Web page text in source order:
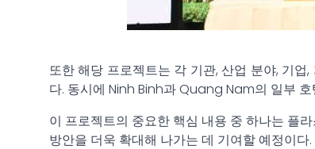
또한 해당 프로젝트는 각 기관, 산업 분야, 기
다. 동시에 Ninh Binh과 Quang Nam의 일부
이 프로젝트의 중요한 핵심 내용 중 하나는 플
방안을 더욱 확대해 나가는 데 기여할 예정이다.